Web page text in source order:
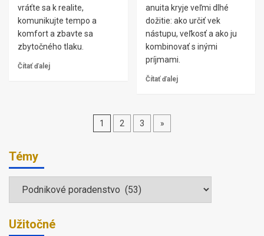
vráťte sa k realite,
komunikujte tempo a
komfort a zbavte sa
zbytočného tlaku.
Čítať ďalej
anuita kryje veľmi dlhé
dožitie: ako určiť vek
nástupu, veľkosť a ako ju
kombinovať s inými
príjmami.
Čítať ďalej
Stránkovanie
1 2 3 »
Témy
Témy
Užitočné